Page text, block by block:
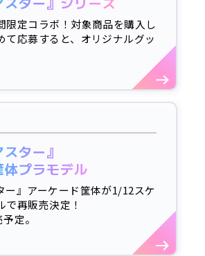
限定コラボ！対象商品を購入し
て応募すると、オリジナルグッ
ター』
プラモデル
ー』アーケード筐体が1/12スケ
で再販売決定！
定。